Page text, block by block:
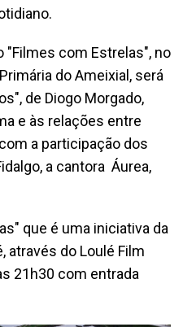
"Filmes com Estrelas", no
do Ameixial, será
de Diogo Morgado,
e às relações entre
a participação dos
a cantora Áurea,
que é uma iniciativa da
através do Loulé Film
21h30 com entrada